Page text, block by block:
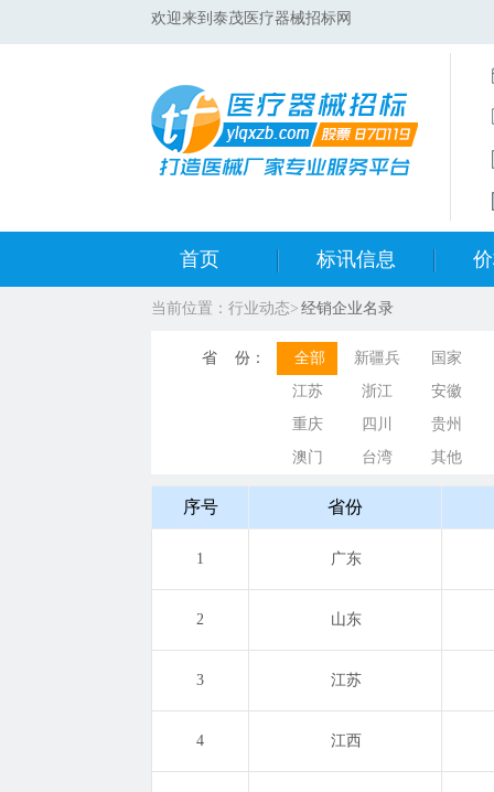
欢迎来到泰茂医疗器械招标网
首页 标讯信息
集采标讯动态
集采标讯项目
医院标讯动态 目
当前位置： 行业动态> 经销企业名录
省 份： 全部
新疆兵
团
国家
江苏
浙江
安徽
重庆
四川
贵州
澳门
台湾 其他
序号 省份
1 广东
2 山东
3 江苏
4 江西